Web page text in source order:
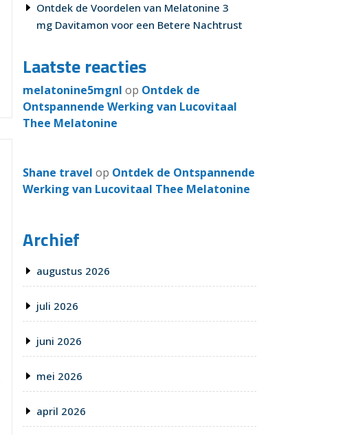
Ontdek de Voordelen van Melatonine 3
mg Davitamon voor een Betere Nachtrust
Laatste reacties
melatonine5mgnl op Ontdek de
Ontspannende Werking van Lucovitaal
Thee Melatonine
Shane travel op Ontdek de Ontspannende
Werking van Lucovitaal Thee Melatonine
Archief
augustus 2026
juli 2026
juni 2026
mei 2026
april 2026